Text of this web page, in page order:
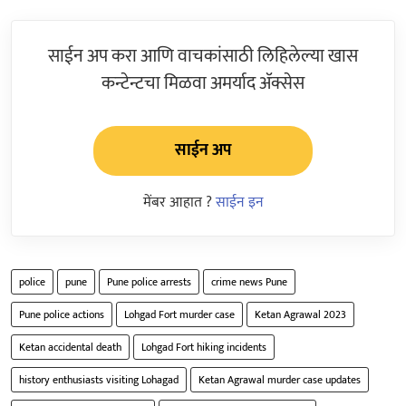
साईन अप करा आणि वाचकांसाठी लिहिलेल्या खास
कन्टेन्टचा मिळवा अमर्याद ॲक्सेस
साईन अप
मेंबर आहात ?साईन इन
police pune Pune police arrests
crime news Pune
Pune police actions
Lohgad Fort murder case
Ketan Agrawal 2023
Ketan accidental death
Lohgad Fort hiking incidents
history enthusiasts visiting Lohagad
Ketan Agrawal murder case updates